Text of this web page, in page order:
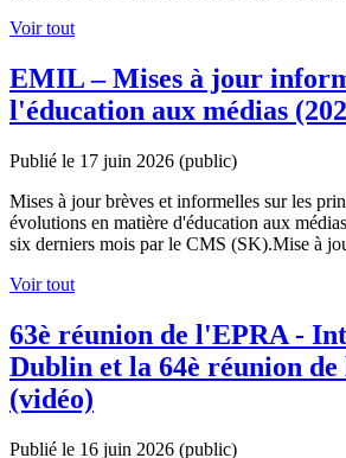
Voir tout
EMIL – Mises à jour
l'éducation aux médias
Publié le 17 juin 2026 (public)
Mises à jour brèves et informelles sur les
évolutions en matière d'éducation aux
six derniers mois par le CMS (SK).Mise à
Voir tout
63è réunion de l'EPRA -
Dublin et la 64è réunion
(vidéo)
Publié le 16 juin 2026 (public)